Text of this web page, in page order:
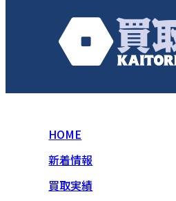
HOME
新着情報
買取実績